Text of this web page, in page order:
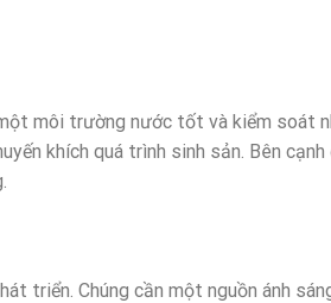
môi trường nước tốt và kiểm soát
khích quá trình sinh sản. Bên cạnh
triển. Chúng cần một nguồn ánh